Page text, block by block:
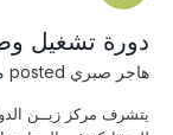
دورة تشغيل
هاجر صبري